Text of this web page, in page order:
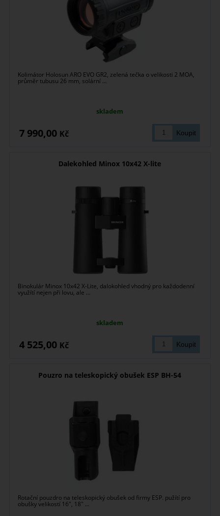
Kolimátor Holosun ARO EVO GR2, zelená tečka o velikosti 2 MOA,
průměr tubusu 26 mm, solární ...
skladem
7 990,00 Kč
Dalekohled Minox 10x42 X-lite
Binokulár Minox 10x42 X-Lite, dalokohled vhodný pro každodenní
využítí nejen při lovu, ale ...
skladem
4 525,00 Kč
Pouzro na teleskopický obušek ESP BH-54
Rotační pouzdro na teleskopický obušek od firmy ESP. pužítí pro
obušky velikostí 16", 18" ...